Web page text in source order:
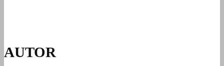
AUTOR